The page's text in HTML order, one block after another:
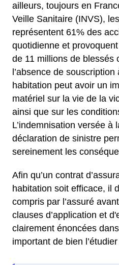
ailleurs, toujours en
Veille Sanitaire (INVS),
représentent 61% des
quotidienne et
de 11 millions de blessés
l’absence de
habitation peut avoir un
matériel sur la vie de la
ainsi que sur les
L’indemnisation versée à
déclaration de sinistre
sereinement les
Afin qu’un contrat
habitation soit efficace, il
compris par l’assuré
clauses d’application et
clairement énoncées
important de bien